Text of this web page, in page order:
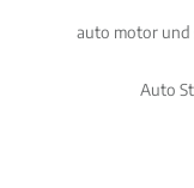
auto motor
Auto